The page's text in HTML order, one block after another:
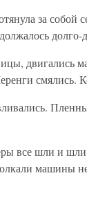
за
долго-
двигались
смялись.
все шли и
машины